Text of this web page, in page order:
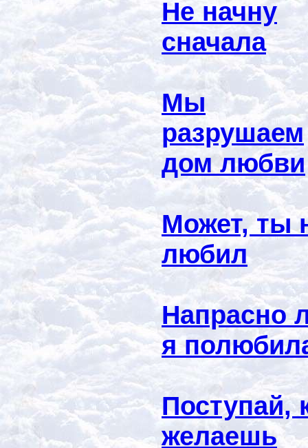
Не начну
сначала
Мы
разрушаем
дом любви
Может, ты
любил
Напрасно
я
Поступай,
желаешь